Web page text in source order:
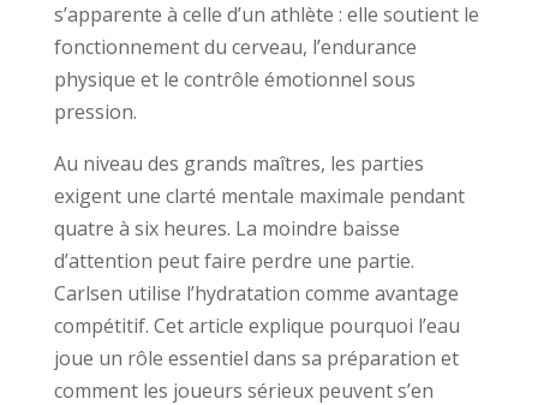
s’apparente à celle d’un athlète : elle soutient le
fonctionnement du cerveau, l’endurance
physique et le contrôle émotionnel sous
pression.
Au niveau des grands maîtres, les parties
exigent une clarté mentale maximale pendant
quatre à six heures. La moindre baisse
d’attention peut faire perdre une partie.
Carlsen utilise l’hydratation comme avantage
compétitif. Cet article explique pourquoi l’eau
joue un rôle essentiel dans sa préparation et
comment les joueurs sérieux peuvent s’en